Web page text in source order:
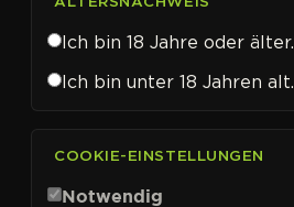
Female Seeds
Ich bin 18 Jahre oder älter.
Ich bin unter 18 Jahren alt.
COOKIE-EINSTELLUNGEN
Notwendig